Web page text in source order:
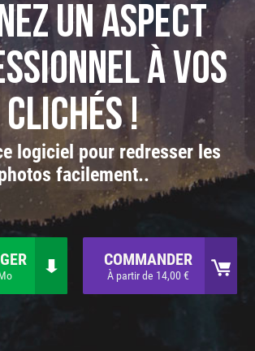
un aspect
à vos
clichés !
logiciel pour redresser les
facilement..
COMMANDER
À partir de 14,00 €